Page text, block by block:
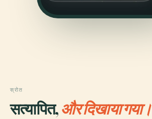
स्रोत
सत्यापित,और दिखाया गया।